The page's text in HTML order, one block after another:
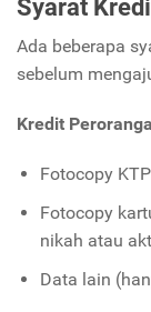
Syarat
Ada beberapa
sebelum
Kredit
Fotocopy
Fotocopy
nikah atau
Data lain